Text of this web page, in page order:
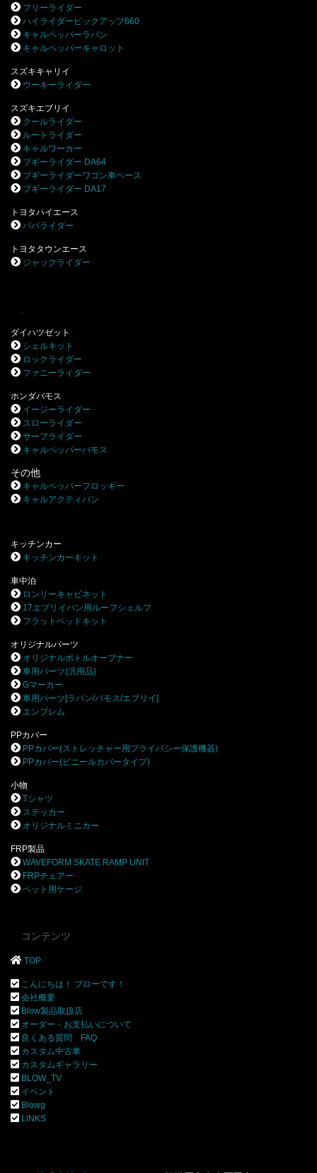
フリーライダー
ハイライダーピックアップ660
キャルペッパーラパン
キャルペッパーキャロット
スズキキャリイ
ウーキーライダー
スズキエブリイ
クールライダー
ルートライダー
キャルワーカー
ブギーライダー DA64
ブギーライダーワゴン車ベース
ブギーライダー DA17
トヨタハイエース
パパライダー
トヨタタウンエース
ジャックライダー
ダイハツゼット
シェルキット
ロックライダー
ファニーライダー
ホンダバモス
イージーライダー
スローライダー
サーフライダー
キャルペッパーバモス
その他
キャルペッパーフロッギー
キャルアクティバン
キッチンカー
キッチンカーキット
車中泊
ロンリーキャビネット
17エブリイバン用ルーフシェルフ
フラットベッドキット
オリジナルパーツ
オリジナルボトルオープナー
車用パーツ(汎用品)
Gマーカー
車用パーツ[ラパン/バモス/エブリイ]
エンブレム
PPカバー
PPカバー(ストレッチャー用プライバシー保護機器)
PPカバー(ビニールカバータイプ)
小物
Tシャツ
ステッカー
オリジナルミニカー
FRP製品
WAVEFORM SKATE RAMP UNIT
FRPチェアー
ペット用ケージ
コンテンツ
TOP
こんにちは！ ブローです！
会社概要
Blow製品取扱店
オーダー・お支払いについて
良くある質問 FAQ
カスタム中古車
カスタムギャラリー
BLOW_TV
イベント
Blowg
LINKS